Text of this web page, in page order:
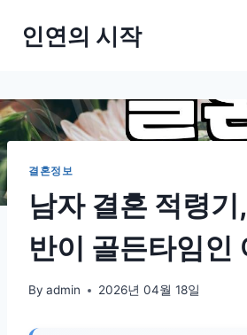
인연의 시작
결혼정보
남자 결혼 적령
반이 골든타임인
By admin 2026년 04월 18일